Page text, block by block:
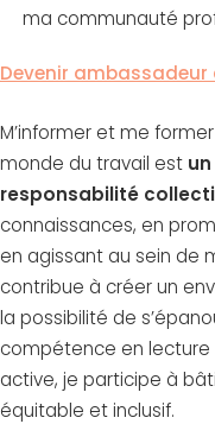
ma communauté
Devenir
M’informer et me
monde du travail est
responsabilité
connaissances, en
en agissant au sein de
contribue à créer un
la possibilité de
compétence en
active, je participe à
équitable et inclusif.